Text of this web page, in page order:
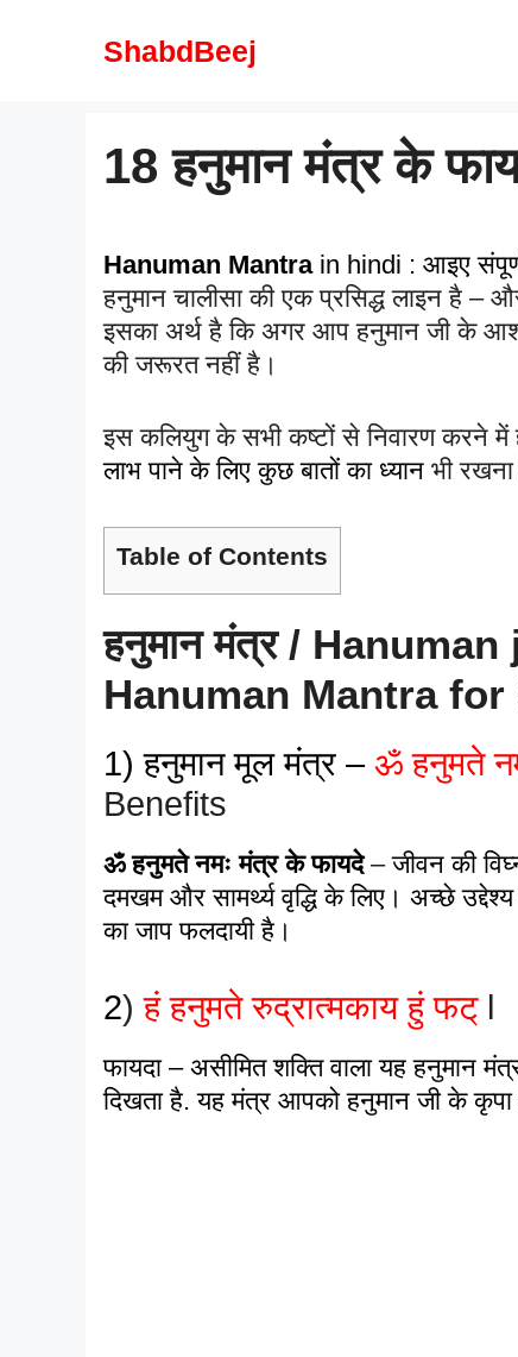
ShabdBeej
18 हनुमान मंत्र के
Hanuman Mantrain hindi : आइए
हनुमान चालीसा की एक प्रसिद्ध लाइन है
इसका अर्थ है कि अगर आप हनुमान जी के
की जरूरत नहीं है।
इस कलियुग के सभी कष्टों से निवारण करने में
लाभ पाने के लिए कुछ बातों का ध्यान भी
Table of Contents
हनुमान मंत्र /
Hanuman Mantra for
1) हनुमान मूल मंत्र – ॐ हनुमते
Benefits
ॐ हनुमते नमः मंत्र के फायदे –जीवन की
दमखम और सामर्थ्य वृद्धि के लिए। अच्छे
का जाप फलदायी है।
2) हं हनुमते रुद्रात्मकाय हुं फट्l
फायदा – असीमित शक्ति वाला यह हनुमान
दिखता है. यह मंत्र आपको हनुमान जी के कृपा